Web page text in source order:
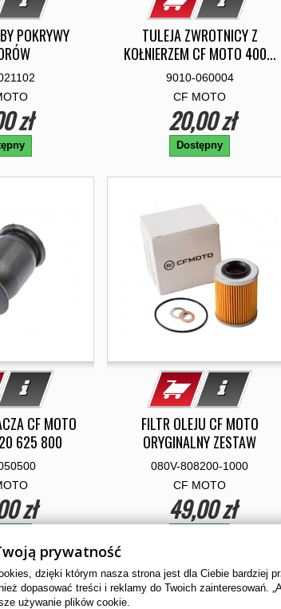
POKRYWY
zł
TULEJA ZWROTNICY Z
KOŁNIERZEM CF MOTO 400...
9010-060004
CF MOTO
20,00 zł
Dostępny
CF MOTO
625 800
zł
FILTR OLEJU CF MOTO
ORYGINALNY ZESTAW
080V-808200-1000
CF MOTO
49,00 zł
NOWY
prywatność
dzięki którym nasza strona jest dla Ciebie bardziej
dopasować treści i reklamy do Twoich zainteresowań.
używanie plików cookie.